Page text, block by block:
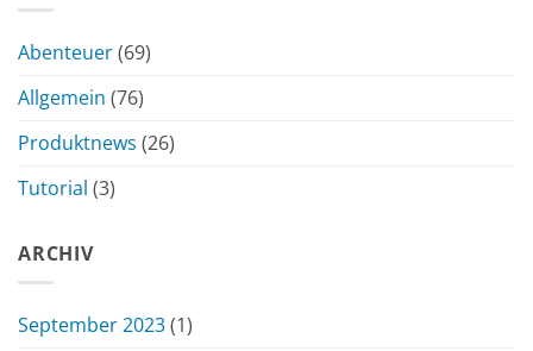
Abenteuer(69)
Allgemein (76)
Produktnews (26)
Tutorial (3)
ARCHIV
September 2023(1)